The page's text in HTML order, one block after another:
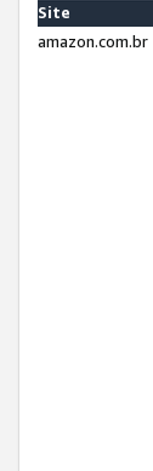
Site
amazon.com.br